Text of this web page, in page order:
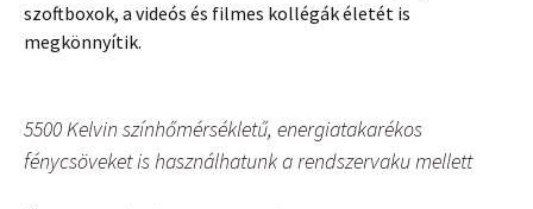
szoftboxok, a videós és filmes kollégák életét is
megkönnyítik.
5500 Kelvin színhőmérsékletű, energiatakarékos
fénycsöveket is használhatunk a rendszervaku mellett